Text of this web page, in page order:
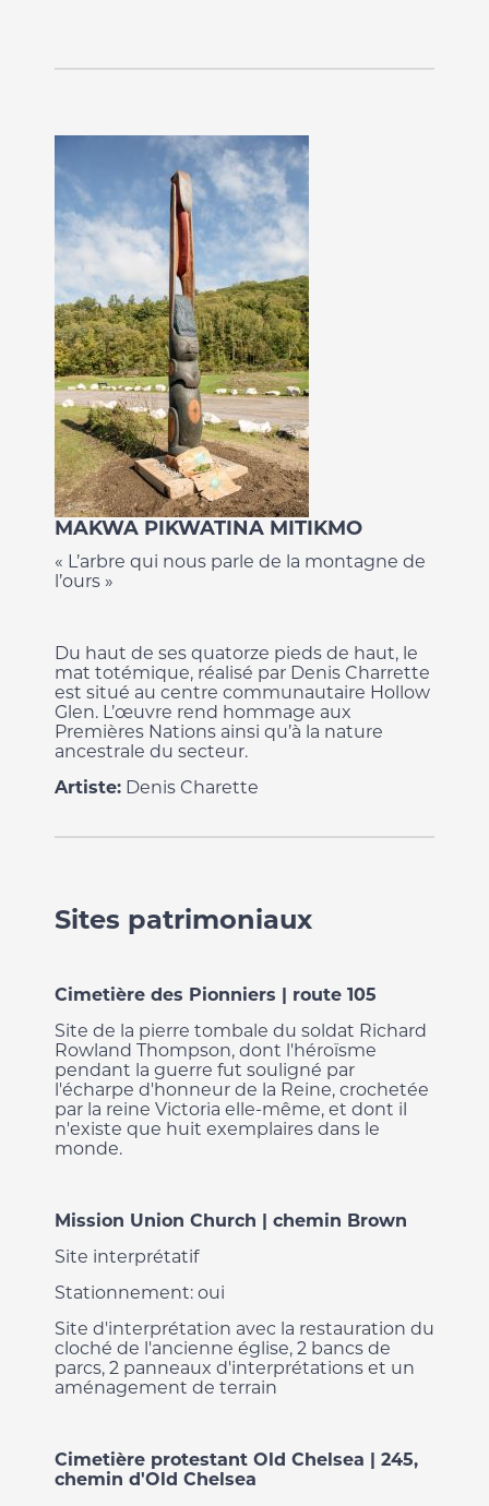
MAKWA PIKWATINA MITIKMO
« L’arbre qui nous parle de la montagne de
l’ours »
Du haut de ses quatorze pieds de haut, le
mat totémique, réalisé par Denis Charrette
est situé au centre communautaire Hollow
Glen. L’œuvre rend hommage aux
Premières Nations ainsi qu’à la nature
ancestrale du secteur.
Artiste: Denis Charette
Sites patrimoniaux
Cimetière des Pionniers | route 105
Site de la pierre tombale du soldat Richard
Rowland Thompson, dont l'héroïsme
pendant la guerre fut souligné par
l'écharpe d'honneur de la Reine, crochetée
par la reine Victoria elle-même, et dont il
n'existe que huit exemplaires dans le
monde.
Mission Union Church | chemin Brown
Site interprétatif
Stationnement: oui
Site d'interprétation avec la restauration du
cloché de l'ancienne église, 2 bancs de
parcs, 2 panneaux d'interprétations et un
aménagement de terrain
Cimetière protestant Old Chelsea | 245,
chemin d'Old Chelsea